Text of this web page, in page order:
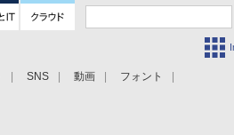
SNS 動画 フォント